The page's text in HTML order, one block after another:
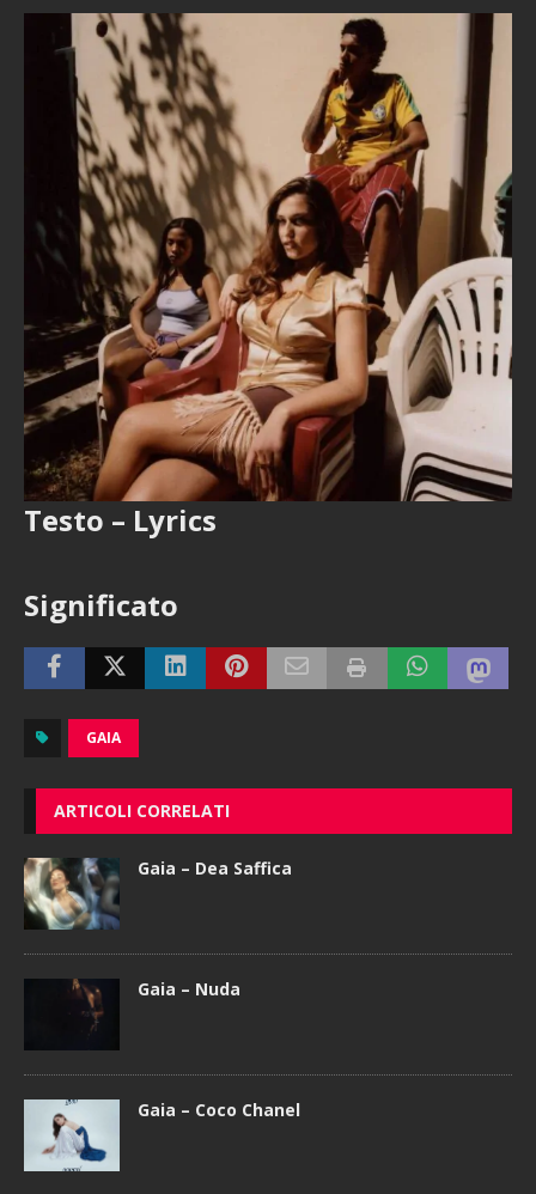
Testo – Lyrics
Significato
GAIA
ARTICOLI CORRELATI
Gaia – Dea Saffica
Gaia – Nuda
Gaia – Coco Chanel